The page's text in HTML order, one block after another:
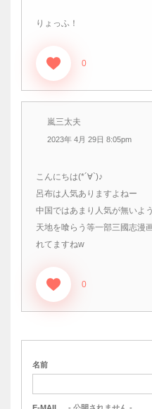
りょっふ！
0
嵐三太夫
2023年 4月 29日 8:05pm
こんにちは(*´∀`)♪
呂布は人気ありますよねー
中国ではあまり人気が無いよ
天地を喰らう等一部三國志漫
れてますねw
0
名前